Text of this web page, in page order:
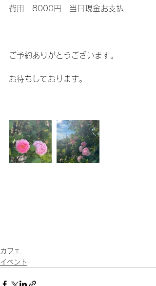
費用　8000円　当日現金お支払
ご予約ありがとうございます。
お待ちしております。
カフェ
イベント